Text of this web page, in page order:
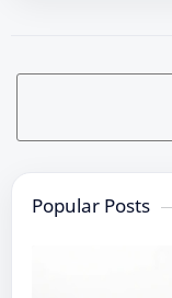
Popular Posts